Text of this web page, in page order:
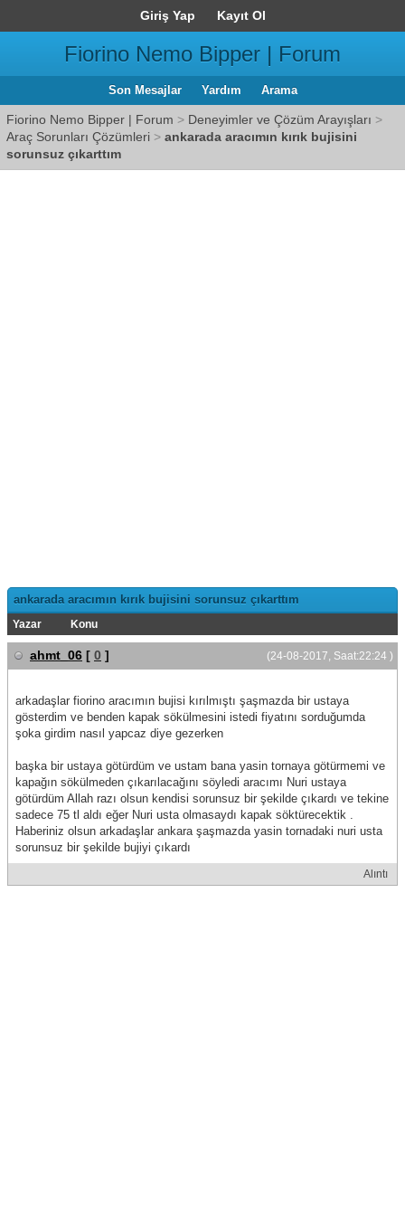
Giriş Yap Kayıt Ol
Fiorino Nemo Bipper | Forum
Son Mesajlar Yardım Arama
Fiorino Nemo Bipper | Forum > Deneyimler ve Çözüm Arayışları >
Araç Sorunları Çözümleri > ankarada aracımın kırık bujisini
sorunsuz çıkarttım
ankarada aracımın kırık bujisini sorunsuz çıkarttım
Yazar Konu
(24-08-2017, Saat:22:24 )
ahmt_06 [ 0 ]
arkadaşlar fiorino aracımın bujisi kırılmıştı şaşmazda bir ustaya
gösterdim ve benden kapak sökülmesini istedi fiyatını sorduğumda
şoka girdim nasıl yapcaz diye gezerken
başka bir ustaya götürdüm ve ustam bana yasin tornaya götürmemi ve
kapağın sökülmeden çıkarılacağını söyledi aracımı Nuri ustaya
götürdüm Allah razı olsun kendisi sorunsuz bir şekilde çıkardı ve tekine
sadece 75 tl aldı eğer Nuri usta olmasaydı kapak söktürecektik .
Haberiniz olsun arkadaşlar ankara şaşmazda yasin tornadaki nuri usta
sorunsuz bir şekilde bujiyi çıkardı
Alıntı